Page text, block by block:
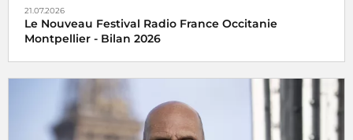
21.07.2026
Le Nouveau Festival Radio France Occitanie
Montpellier - Bilan 2026